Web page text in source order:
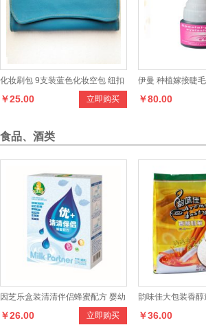
化妆刷包 9支装蓝色化妆空包 纽扣
PU双层皮料包 立即购买
￥25.00
伊曼 种植嫁接睫
胶水
￥80.00
食品、酒类
因芝乐盒装清清伴侣蜂蜜配方 婴幼
儿清火宝 立即购买
￥26.00
韵味佳大包装香
咖啡机餐饮店专用
￥36.00